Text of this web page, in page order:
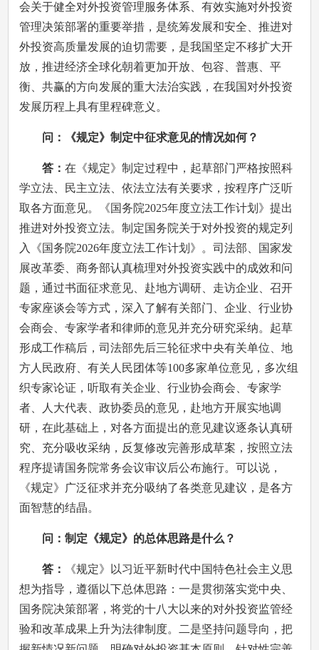
会关于健全对外投资管理服务体系、有效实施对外投资
管理决策部署的重要举措，是统筹发展和安全、推进对
外投资高质量发展的迫切需要，是我国坚定不移扩大开
放，推进经济全球化朝着更加开放、包容、普惠、平
衡、共赢的方向发展的重大法治实践，在我国对外投资
发展历程上具有里程碑意义。
问：《规定》制定中征求意见的情况如何？
答：在《规定》制定过程中，起草部门严格按照科
学立法、民主立法、依法立法有关要求，按程序广泛听
取各方面意见。《国务院2025年度立法工作计划》提出
推进对外投资立法。制定国务院关于对外投资的规定列
入《国务院2026年度立法工作计划》。司法部、国家发
展改革委、商务部认真梳理对外投资实践中的成效和问
题，通过书面征求意见、赴地方调研、走访企业、召开
专家座谈会等方式，深入了解有关部门、企业、行业协
会商会、专家学者和律师的意见并充分研究采纳。起草
形成工作稿后，司法部先后三轮征求中央有关单位、地
方人民政府、有关人民团体等100多家单位意见，多次组
织专家论证，听取有关企业、行业协会商会、专家学
者、人大代表、政协委员的意见，赴地方开展实地调
研，在此基础上，对各方面提出的意见建议逐条认真研
究、充分吸收采纳，反复修改完善形成草案，按照立法
程序提请国务院常务会议审议后公布施行。可以说，
《规定》广泛征求并充分吸纳了各类意见建议，是各方
面智慧的结晶。
问：制定《规定》的总体思路是什么？
答：
《规定》以习近平新时代中国特色社会主义思
想为指导，遵循以下总体思路：一是贯彻落实党中央、
国务院决策部署，将党的十八大以来的对外投资监管经
验和改革成果上升为法律制度。二是坚持问题导向，把